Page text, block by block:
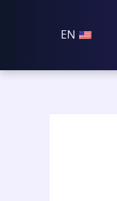
EN